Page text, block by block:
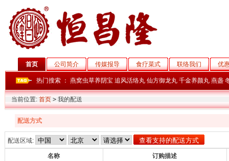
首页 公司简介 传媒报导 食疗菜式 联络我们 优
热门搜索 ： 燕窝虫草养阴宝 追风活络丸 仙方御龙丸 千金养颜丸 燕盏
当前位置: 首页 >我的配送
配送方式
配送区域:
名称 订购描述